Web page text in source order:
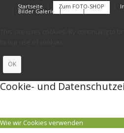
Startseite
Zum FOTO-SHOP
Bilder Galerie FAQs Kontakt
OK
Cookie- und
Wie wir Cookies verwenden